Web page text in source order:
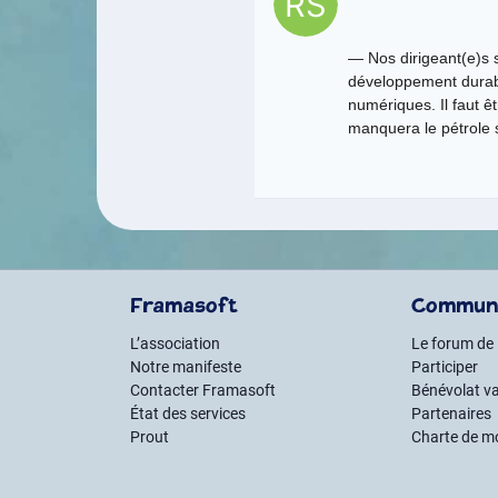
— Nos dirigeant(e)s
développement
numériques. Il faut
manquera le pétrole
Framasoft
L’association
Notre manifeste
Contacter Framasoft
État des services
Prout
Le forum
Participer
Bénévolat
Partenaires
Charte de